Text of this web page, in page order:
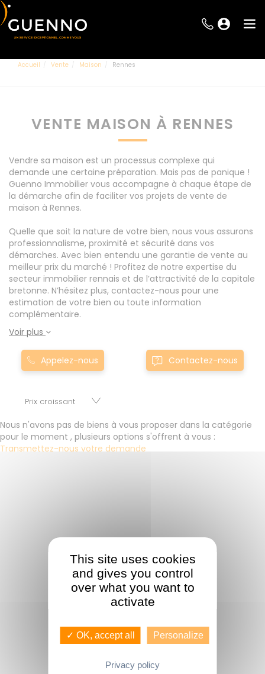
Accueil Vente Maison Rennes
VENTE MAISON À RENNES
Vendre sa maison est un processus complexe qui
demande une certaine préparation. Mais pas de panique !
Guenno Immobilier vous accompagne à chaque étape de
la démarche afin de faciliter vos projets de vente de
maison à Rennes.
Quelle que soit la nature de votre bien, nous vous assurons
professionnalisme, proximité et sécurité dans vos
démarches. Avec bien entendu une garantie de vente au
meilleur prix du marché ! Profitez de notre expertise du
secteur immobilier rennais et de l’attractivité de la capitale
bretonne. N’hésitez plus, contactez-nous pour une
estimation de votre bien ou toute information
complémentaire.
Voir plus
Appelez-nous Contactez-nous
Nous n'avons pas de biens à vous proposer dans la catégorie
pour le moment , plusieurs options s'offrent à vous :
Transmettez-nous votre demande
This site uses cookies
and gives you control
over what you want to
activate
✓ OK, accept all Personalize
Privacy policy